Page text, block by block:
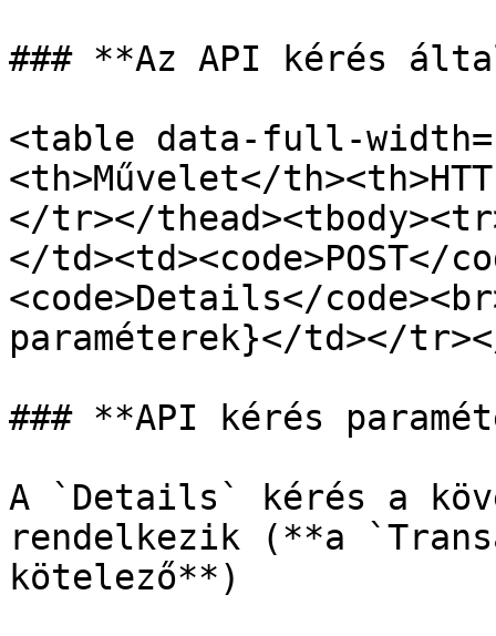
### **Az API kérés
<table data-full-
<th>Művelet</
</tr></
</td><td><code>POST</
<code>Details</
paraméterek}</td></
### **API kérés
A `Details` kérés a
rendelkezik (**a
kötelező**)